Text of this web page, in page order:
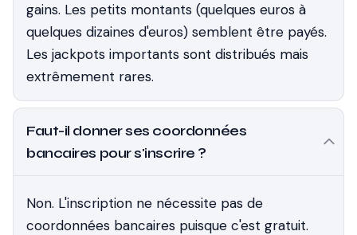
gains. Les petits montants (quelques euros à
quelques dizaines d'euros) semblent être payés.
Les jackpots importants sont distribués mais
extrêmement rares.
Faut-il donner ses coordonnées
bancaires pour s'inscrire ?
Non. L'inscription ne nécessite pas de
coordonnées bancaires puisque c'est gratuit.